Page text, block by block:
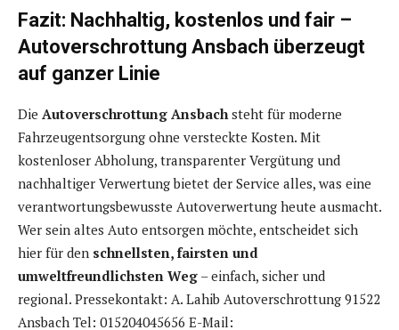
Fazit: Nachhaltig, kostenlos und fair –
Autoverschrottung Ansbach überzeugt
auf ganzer Linie
Die Autoverschrottung Ansbachsteht für moderne
Fahrzeugentsorgung ohne versteckte Kosten. Mit
kostenloser Abholung, transparenter Vergütung und
nachhaltiger Verwertung bietet der Service alles, was eine
verantwortungsbewusste Autoverwertung heute ausmacht.
Wer sein altes Auto entsorgen möchte, entscheidet sich
hier für den schnellsten, fairsten und
umweltfreundlichsten Weg – einfach, sicher und
regional. Pressekontakt: A. Lahib Autoverschrottung 91522
Ansbach Tel: 015204045656 E-Mail: